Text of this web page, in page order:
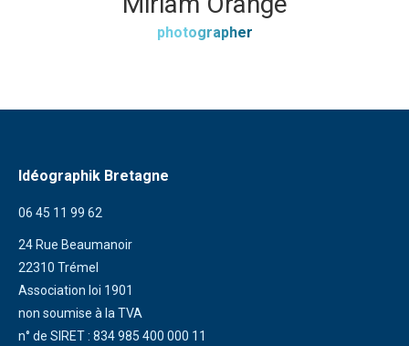
photographer
Idéographik Bretagne
06 45 11 99 62
24 Rue Beaumanoir
22310 Trémel
Association loi 1901
non soumise à la TVA
n° de SIRET : 834 985 400 000 11